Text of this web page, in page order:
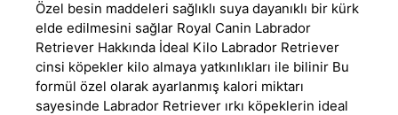
Özel besin maddeleri sağlıklı suya dayanıklı bir kürk
elde edilmesini sağlar Royal Canin Labrador
Retriever Hakkında İdeal Kilo Labrador Retriever
cinsi köpekler kilo almaya yatkınlıkları ile bilinir Bu
formül özel olarak ayarlanmış kalori miktarı
sayesinde Labrador Retriever ırkı köpeklerin ideal